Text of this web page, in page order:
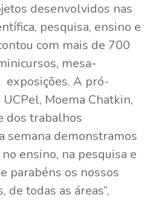
desenvolvidos nas
pesquisa, ensino e
com mais de 700
mesa-
exposições. A pró-
Moema Chatkin,
dos trabalhos
semana demonstramos
ensino, na pesquisa e
parabéns os nossos
de todas as áreas”,